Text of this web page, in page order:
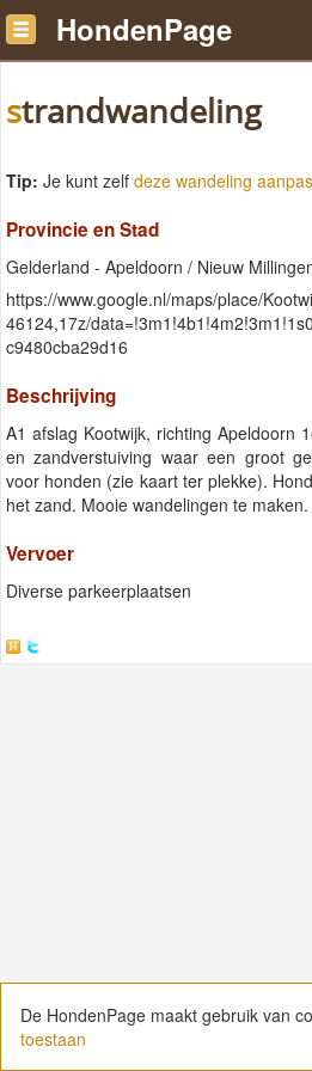
HondenPage
strandwandeling
Tip: Je kunt zelf deze wandeling
Provincie en Stad
Gelderland - Apeldoorn / Nieuw
https://www.google.nl/maps/place/
46124,17z/
c9480cba29d16
Beschrijving
A1 afslag Kootwijk, richting Apeldoorn
en zandverstuiving waar een groot
voor honden (zie kaart ter plekke).
het zand. Mooie wandelingen te maken.
Vervoer
Diverse parkeerplaatsen
De HondenPage maakt gebruik van
toestaan
De HondenPage maakt gebruik van
toestaan